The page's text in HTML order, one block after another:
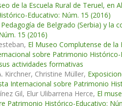
de la Escuela Rural de Teruel, en
Educativo: Núm. 15 (2016)
de Belgrado (Serbia) y la
15 (2016)
El Museo Complutense de
sobre Patrimonio
actividades formativas
Kirchner, Christine Müller,
Internacional sobre Patrimonio
Gil, Elur Ulibarrena Herce, El
Patrimonio Histórico-Educativo: